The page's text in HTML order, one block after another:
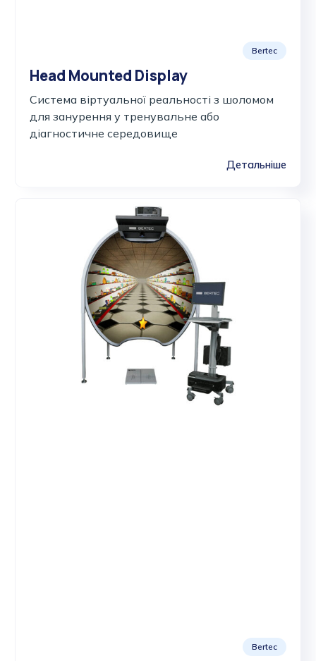
Bertec
Head Mounted Display
Система віртуальної реальності з шоломом
для занурення у тренувальне або
діагностичне середовище
Детальніше
Bertec